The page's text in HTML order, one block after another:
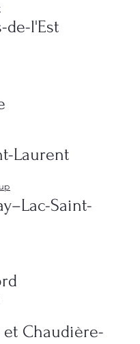
de-l'Est
Laurent
Saint-
Chaudière-